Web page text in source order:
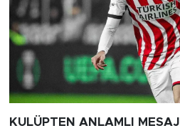
KULÜPTEN ANLAMLI MESAJ